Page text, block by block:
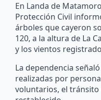
En Landa de
Protección Civil
árboles que cayeron
120, a la altura de La
y los vientos
La dependencia
realizadas por
voluntarios, el tránsito